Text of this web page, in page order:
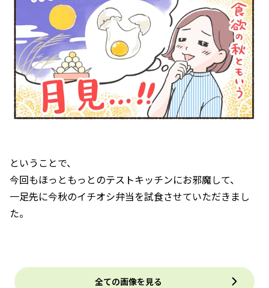
ということで、
今回もほっともっとのテストキッチンにお邪魔して、
一足先に今秋のイチオシ弁当を試食させていただきまし
た。
全ての画像を見る